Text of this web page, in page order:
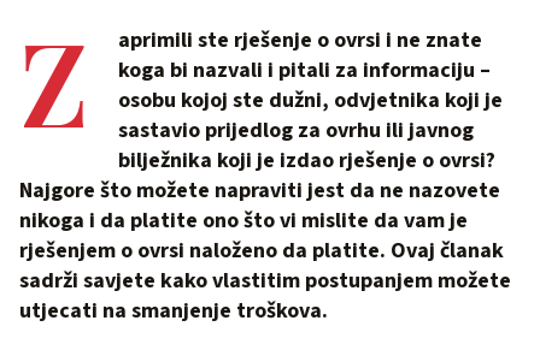
Z
aprimili ste rješenje o ovrsi i ne znate
koga bi nazvali i pitali za informaciju –
osobu kojoj ste dužni, odvjetnika koji je
sastavio prijedlog za ovrhu ili javnog
bilježnika koji je izdao rješenje o ovrsi?
Najgore što možete napraviti jest da ne nazovete
nikoga i da platite ono što vi mislite da vam je
rješenjem o ovrsi naloženo da platite. Ovaj članak
sadrži savjete kako vlastitim postupanjem možete
utjecati na smanjenje troškova.